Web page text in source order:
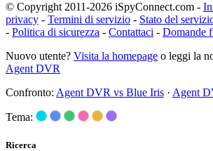
© Copyright 2011-2026 iSpyConnect.com -
privacy - Termini di servizio - Stato del
- Politica di sicurezza - Contattaci - Domande
Nuovo utente? Visita la homepage o leggi la
Agent DVR
Confronto: Agent DVR vs Blue Iris · Agent
Tema:
Ricerca